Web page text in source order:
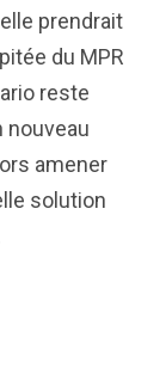
prendrait
du MPR
reste
nouveau
amener
solution